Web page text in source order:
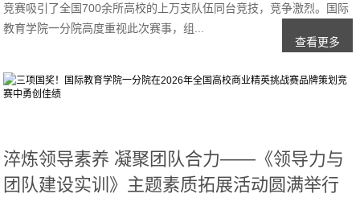
竞赛吸引了全国700余所高校的上万支队伍同台竞技，竞争激烈。国际
教育学院一分院高度重视此次赛事，组...
查看更多
淬炼领导素养 凝聚团队合力——《领导力与
团队建设实训》主题素质拓展活动圆满举行